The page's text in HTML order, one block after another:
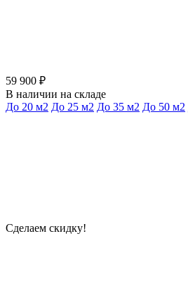
59 900 ₽
В наличии на складе
До 20 м2 До 25 м2 До 35 м2 До 50 м2
Сделаем скидку!